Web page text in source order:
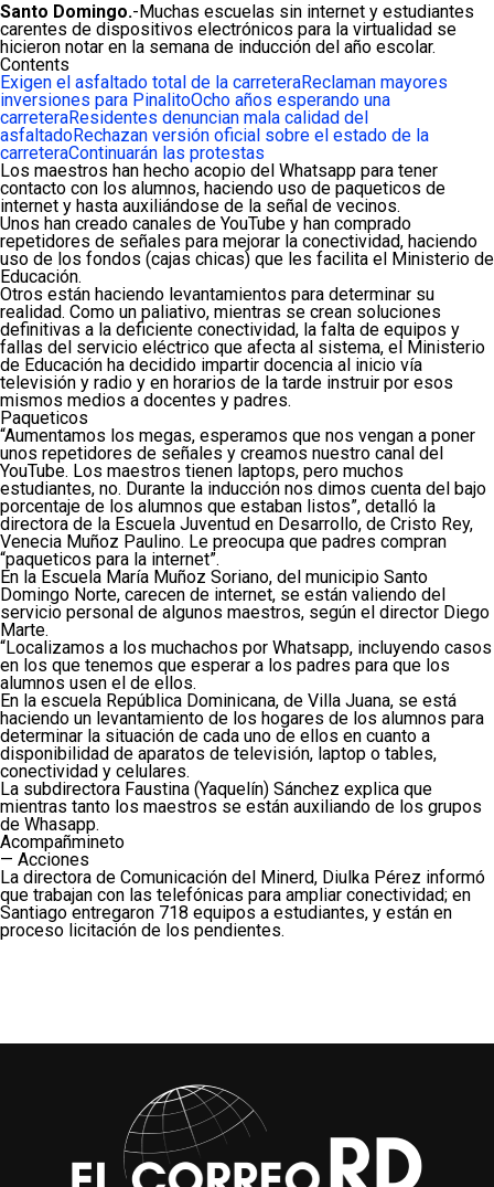
Santo Domingo.-Muchas escuelas sin internet y estudiantes
carentes de dispositivos electrónicos para la virtualidad se
hicieron notar en la semana de inducción del año escolar.
Contents
Exigen el asfaltado total de la carreteraReclaman mayores
inversiones para PinalitoOcho años esperando una
carreteraResidentes denuncian mala calidad del
asfaltadoRechazan versión oficial sobre el estado de la
carreteraContinuarán las protestas
Los maestros han hecho acopio del Whatsapp para tener
contacto con los alumnos, haciendo uso de paqueticos de
internet y hasta auxiliándose de la señal de vecinos.
Unos han creado canales de YouTube y han comprado
repetidores de señales para mejorar la conectividad, haciendo
uso de los fondos (cajas chicas) que les facilita el Ministerio de
Educación.
Otros están haciendo levantamientos para determinar su
realidad. Como un paliativo, mientras se crean soluciones
definitivas a la deficiente conectividad, la falta de equipos y
fallas del servicio eléctrico que afecta al sistema, el Ministerio
de Educación ha decidido impartir docencia al inicio vía
televisión y radio y en horarios de la tarde instruir por esos
mismos medios a docentes y padres.
Paqueticos
“Aumentamos los megas, esperamos que nos vengan a poner
unos repetidores de señales y creamos nuestro canal del
YouTube. Los maestros tienen laptops, pero muchos
estudiantes, no. Durante la inducción nos dimos cuenta del bajo
porcentaje de los alumnos que estaban listos”, detalló la
directora de la Escuela Juventud en Desarrollo, de Cristo Rey,
Venecia Muñoz Paulino. Le preocupa que padres compran
“paqueticos para la internet”.
En la Escuela María Muñoz Soriano, del municipio Santo
Domingo Norte, carecen de internet, se están valiendo del
servicio personal de algunos maestros, según el director Diego
Marte.
“Localizamos a los muchachos por Whatsapp, incluyendo casos
en los que tenemos que esperar a los padres para que los
alumnos usen el de ellos.
En la escuela República Dominicana, de Villa Juana, se está
haciendo un levantamiento de los hogares de los alumnos para
determinar la situación de cada uno de ellos en cuanto a
disponibilidad de aparatos de televisión, laptop o tables,
conectividad y celulares.
La subdirectora Faustina (Yaquelín) Sánchez explica que
mientras tanto los maestros se están auxiliando de los grupos
de Whasapp.
Acompañmineto
— Acciones
La directora de Comunicación del Minerd, Diulka Pérez informó
que trabajan con las telefónicas para ampliar conectividad; en
Santiago entregaron 718 equipos a estudiantes, y están en
proceso licitación de los pendientes.